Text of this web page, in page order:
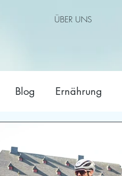
ÜBER UNS
Blog Ernährung